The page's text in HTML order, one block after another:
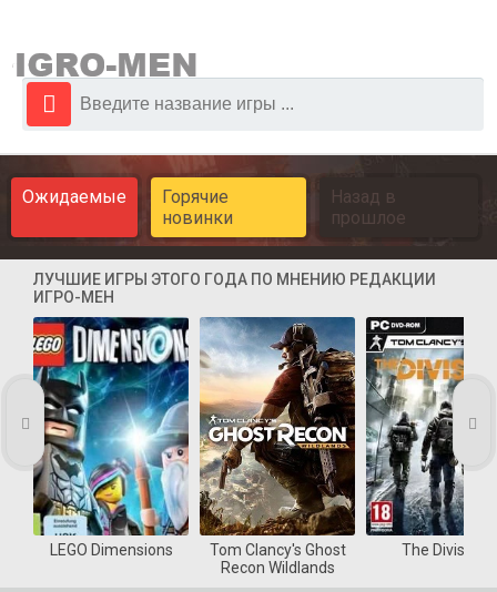
Ожидаемые
Горячие
новинки
Назад в
прошлое
ЛУЧШИЕ ИГРЫ ЭТОГО ГОДА ПО МНЕНИЮ РЕДАКЦИИ
ИГРО-МЕН
LEGO Dimensions
Tom Clancy's Ghost
Recon Wildlands
The Division